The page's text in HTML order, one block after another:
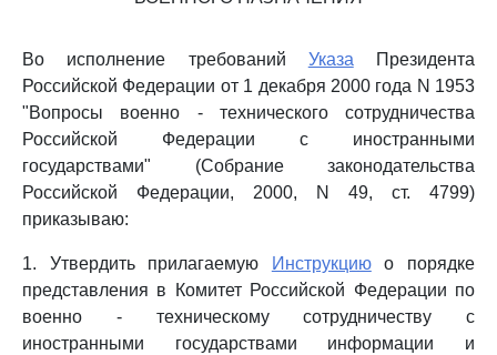
Во исполнение требований Указа Президента
Российской Федерации от 1 декабря 2000 года N 1953
"Вопросы военно - технического сотрудничества
Российской Федерации с иностранными
государствами" (Собрание законодательства
Российской Федерации, 2000, N 49, ст. 4799)
приказываю:
1. Утвердить прилагаемую Инструкциюо порядке
представления в Комитет Российской Федерации по
военно - техническому сотрудничеству с
иностранными государствами информации и